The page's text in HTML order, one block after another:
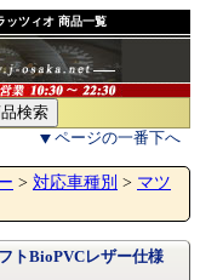
ッツィオ 商品一覧
ページの一番下へ
> 対応車種別 > マツ
トBioPVCレザー仕様